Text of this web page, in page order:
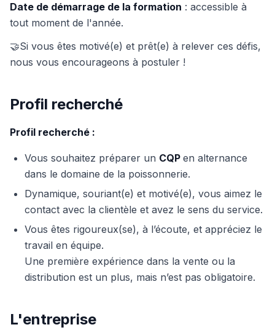
Date de démarrage de la formation : accessible à
tout moment de l'année.
🤝Si vous êtes motivé(e) et prêt(e) à relever ces défis,
nous vous encourageons à postuler !
Profil recherché
Profil recherché :
Vous souhaitez préparer un CQP en alternance
dans le domaine de la poissonnerie.
Dynamique, souriant(e) et motivé(e), vous aimez le
contact avec la clientèle et avez le sens du service.
Vous êtes rigoureux(se), à l’écoute, et appréciez le
travail en équipe.
Une première expérience dans la vente ou la
distribution est un plus, mais n’est pas obligatoire.
L'entreprise